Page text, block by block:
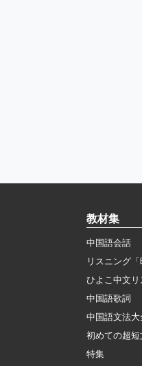
教材集
中国語会話
リスニング「
ひよこ中文
中国語歌詞
中国語文法大
初めての超短
特集